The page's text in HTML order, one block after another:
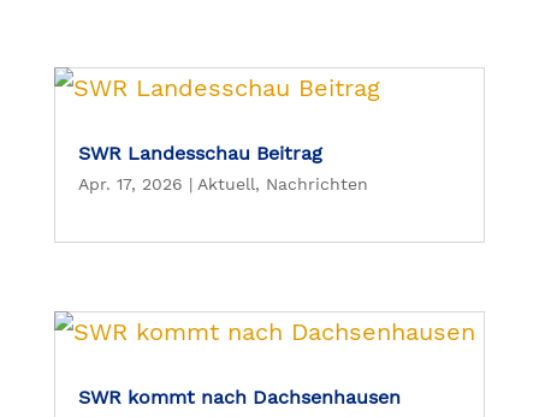
SWR Landesschau Beitrag
Apr. 17, 2026 | Aktuell, Nachrichten
SWR kommt nach Dachsenhausen